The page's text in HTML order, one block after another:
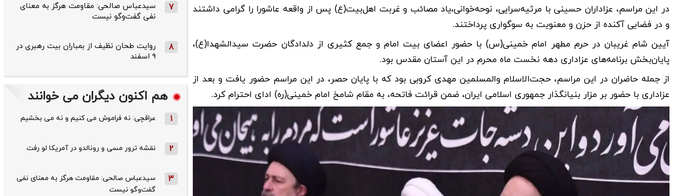
در این مراسم، عزاداران حسینی با مرثیه‌سرایی، نوحه‌خوانی،یاد مصائب و غربت اهل‌بیت(ع) پس از واقعه عاشورا را گرامی داشتند
و در فضایی آکنده از حزن و معنویت به سوگواری پرداختند.
آیین شام غریبان در حرم مطهر امام خمینی(س) با حضور اعضای بیت امام و جمع کثیری از دلدادگان حضرت سیدالشهدا(ع)،
پایان‌بخش برنامه‌های عزاداری دهه نخست ماه محرم در این آستان مقدس بود.
از جمله حاضران در این مراسم، حجت‌الاسلام والمسلمین مهدی کروبی بود که با پایان حصر، در این مراسم حضور یافت و بعد از
عزاداری با حضور بر مزار بنیانگذار جمهوری اسلامی ایران، ضمن قرائت فاتحه، به مقام شامخ امام خمینی(ره) ادای احترام کرد.
7
سیدعباس صالحی: مقاومت هرگز به معنای
نفی گفت‌وگو نیست
8
روایت طحان‌ نظیف از بمباران بیت رهبری در
۹ اسفند
هم اکنون دیگران می خوانند
1 عراقچی: نه فراموش می کنیم و نه می بخشیم
2 نقشه ترور مسی و رونالدو در آمریکا لو رفت
3
سیدعباس صالحی: مقاومت هرگز به معنای نفی
گفت‌وگو نیست